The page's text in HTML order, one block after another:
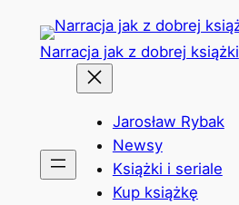
Przejdź
Narracja jak z dobrej książki
Jarosław Rybak
Newsy
Książki i seriale
Kup książkę